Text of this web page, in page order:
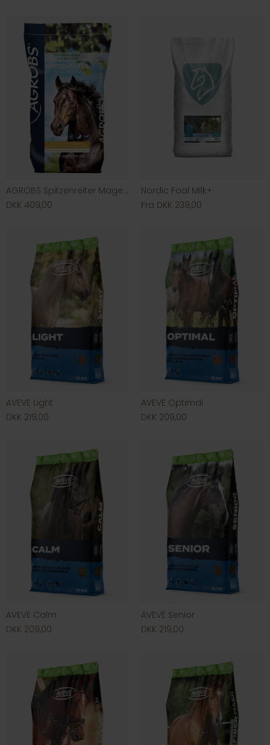
AGROBS Spitzenreiter Magenmüsli
DKK 409,00
Nordic Foal Milk+
Fra DKK 239,00
AVEVE Light
DKK 219,00
AVEVE Optimal
DKK 209,00
AVEVE Calm
DKK 209,00
AVEVE Senior
DKK 219,00